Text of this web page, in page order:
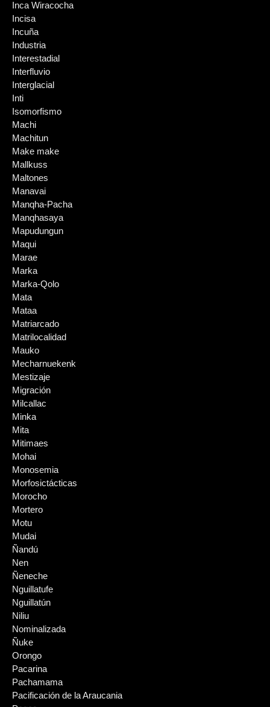
Inca Wiracocha
Incisa
Incuña
Industria
Interestadial
Interfluvio
Interglacial
Inti
Isomorfismo
Machi
Machitun
Make make
Mallkuss
Maltones
Manavai
Manqha-Pacha
Manqhasaya
Mapudungun
Maqui
Marae
Marka
Marka-Qolo
Mata
Mataa
Matriarcado
Matrilocalidad
Mauko
Mecharnuekenk
Mestizaje
Migración
Milcallac
Minka
Mita
Mitimaes
Mohai
Monosemia
Morfosictácticas
Morocho
Mortero
Motu
Mudai
Ñandú
Nen
Ñeneche
Nguillatufe
Nguillatún
Niliu
Nominalizada
Ñuke
Orongo
Pacarina
Pachamama
Pacificación de la Araucania